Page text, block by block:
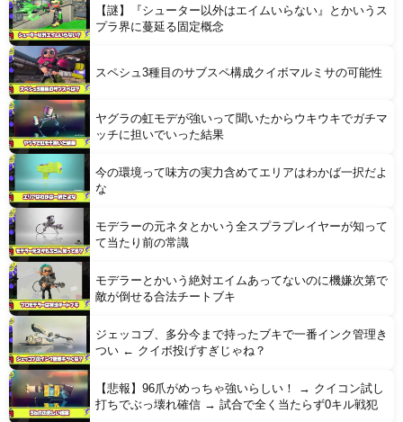
Powered by livedoor 相互RSS【謎】『シューター以外はエイムいらない』とかいうス
プラ界に蔓延る固定概念
スペシュ3種目のサブスペ構成クイボマルミサの可能性
ヤグラの虹モデが強いって聞いたからウキウキでガチマ
ッチに担いでいった結果
今の環境って味方の実力含めてエリアはわかば一択だよ
な
モデラーの元ネタとかいう全スプラプレイヤーが知って
て当たり前の常識
モデラーとかいう絶対エイムあってないのに機嫌次第で
敵が倒せる合法チートブキ
ジェッコブ、多分今まで持ったブキで一番インク管理き
つい ← クイボ投げすぎじゃね？
【悲報】96爪がめっちゃ強いらしい！ → クイコン試し
打ちでぶっ壊れ確信 → 試合で全く当たらず0キル戦犯